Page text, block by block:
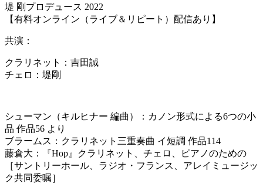
堤 剛プロデュース 2022
【有料オンライン（ライブ＆リピート）配信あり】
共演：
クラリネット：吉田誠
チェロ：堤剛
シューマン（キルヒナー 編曲）：カノン形式による6つの小
品 作品56 より
ブラームス：クラリネット三重奏曲 イ短調 作品114
藤倉大：『Hop』クラリネット、チェロ、ピアノのための
［サントリーホール、ラジオ・フランス、アレイミュージッ
ク共同委嘱］